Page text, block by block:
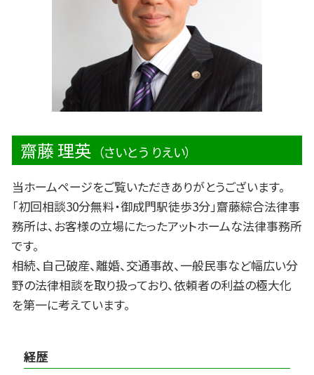
交差点 事故 過失割合
公正証書 法律
労働問題 法律事務所
労働問題 パワハラ 相談
借金 法律問題
齋藤 理英 （さいとう りえい）
当ホームページをご覧いただきありがとうございます。
「初回相談30分無料・御成門駅徒歩3分」齋藤綜合法律事
務所は、お客様の立場にたったアットホームな法律事務所
です。
相続、自己破産、離婚、交通事故、一般民事など幅広い分
野の法律相談を取り扱っており、依頼者の利益の極大化
を第一に考えています。
経歴